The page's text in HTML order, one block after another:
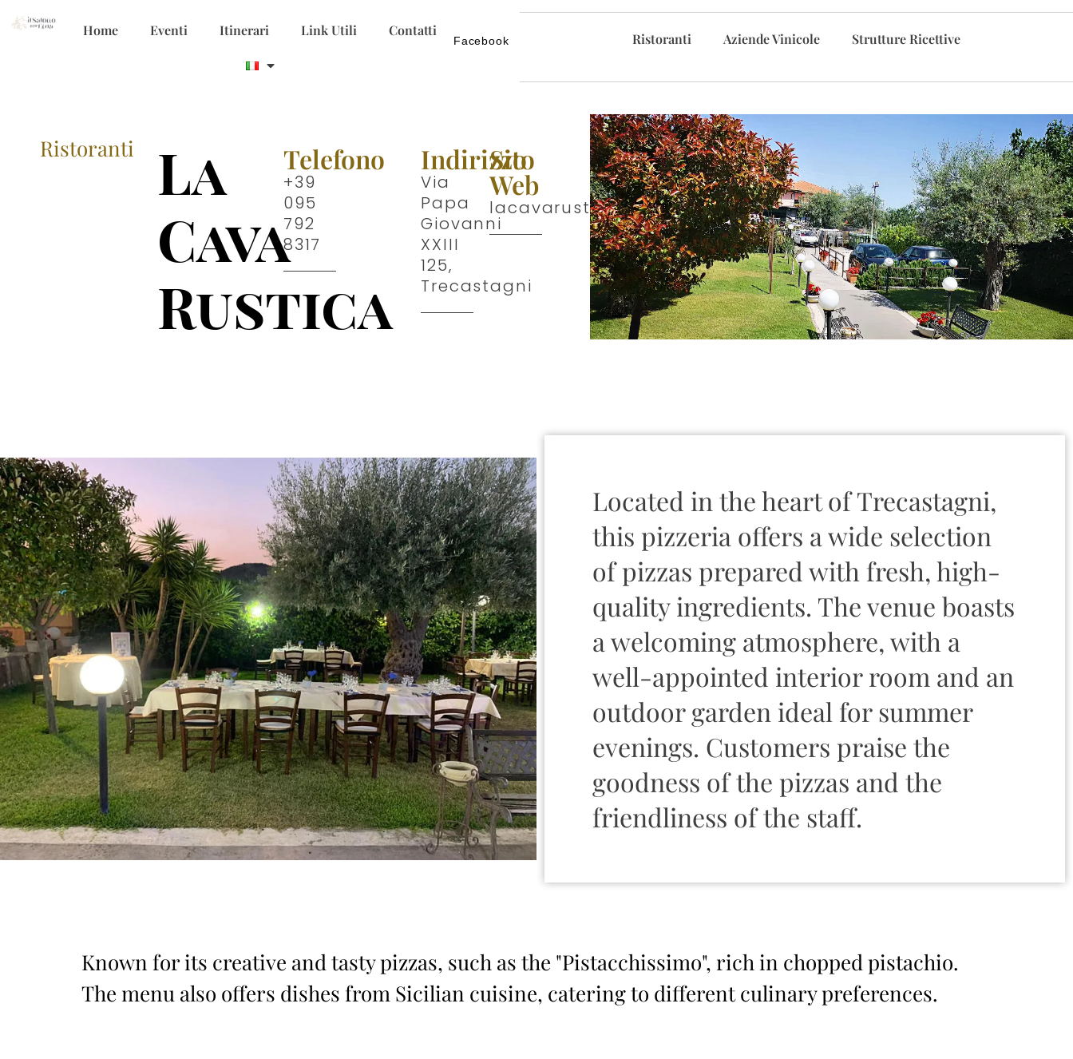
Home Eventi Itinerari Link Utili Contatti
Facebook Ristoranti Aziende Vinicole Strutture Ricettive
Ristoranti
La
Cava
Rustica
Telefono
+39
095
792
8317
Indirizzo
Via
Papa
Giovanni
XXIII
125,
Trecastagni
Sito
Web
lacavarustica.it
Located in the heart of Trecastagni,
this pizzeria offers a wide selection
of pizzas prepared with fresh, high-
quality ingredients. The venue boasts
a welcoming atmosphere, with a
well-appointed interior room and an
outdoor garden ideal for summer
evenings. Customers praise the
goodness of the pizzas and the
friendliness of the staff.
Known for its creative and tasty pizzas, such as the "Pistacchissimo", rich in chopped pistachio.
The menu also offers dishes from Sicilian cuisine, catering to different culinary preferences.